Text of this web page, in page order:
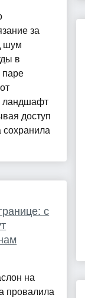
за
шум
в
паре
ландшафт
доступ
сохранила
с
на
провалила